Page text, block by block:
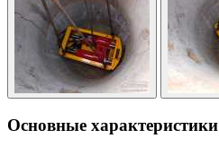
Основные характеристики